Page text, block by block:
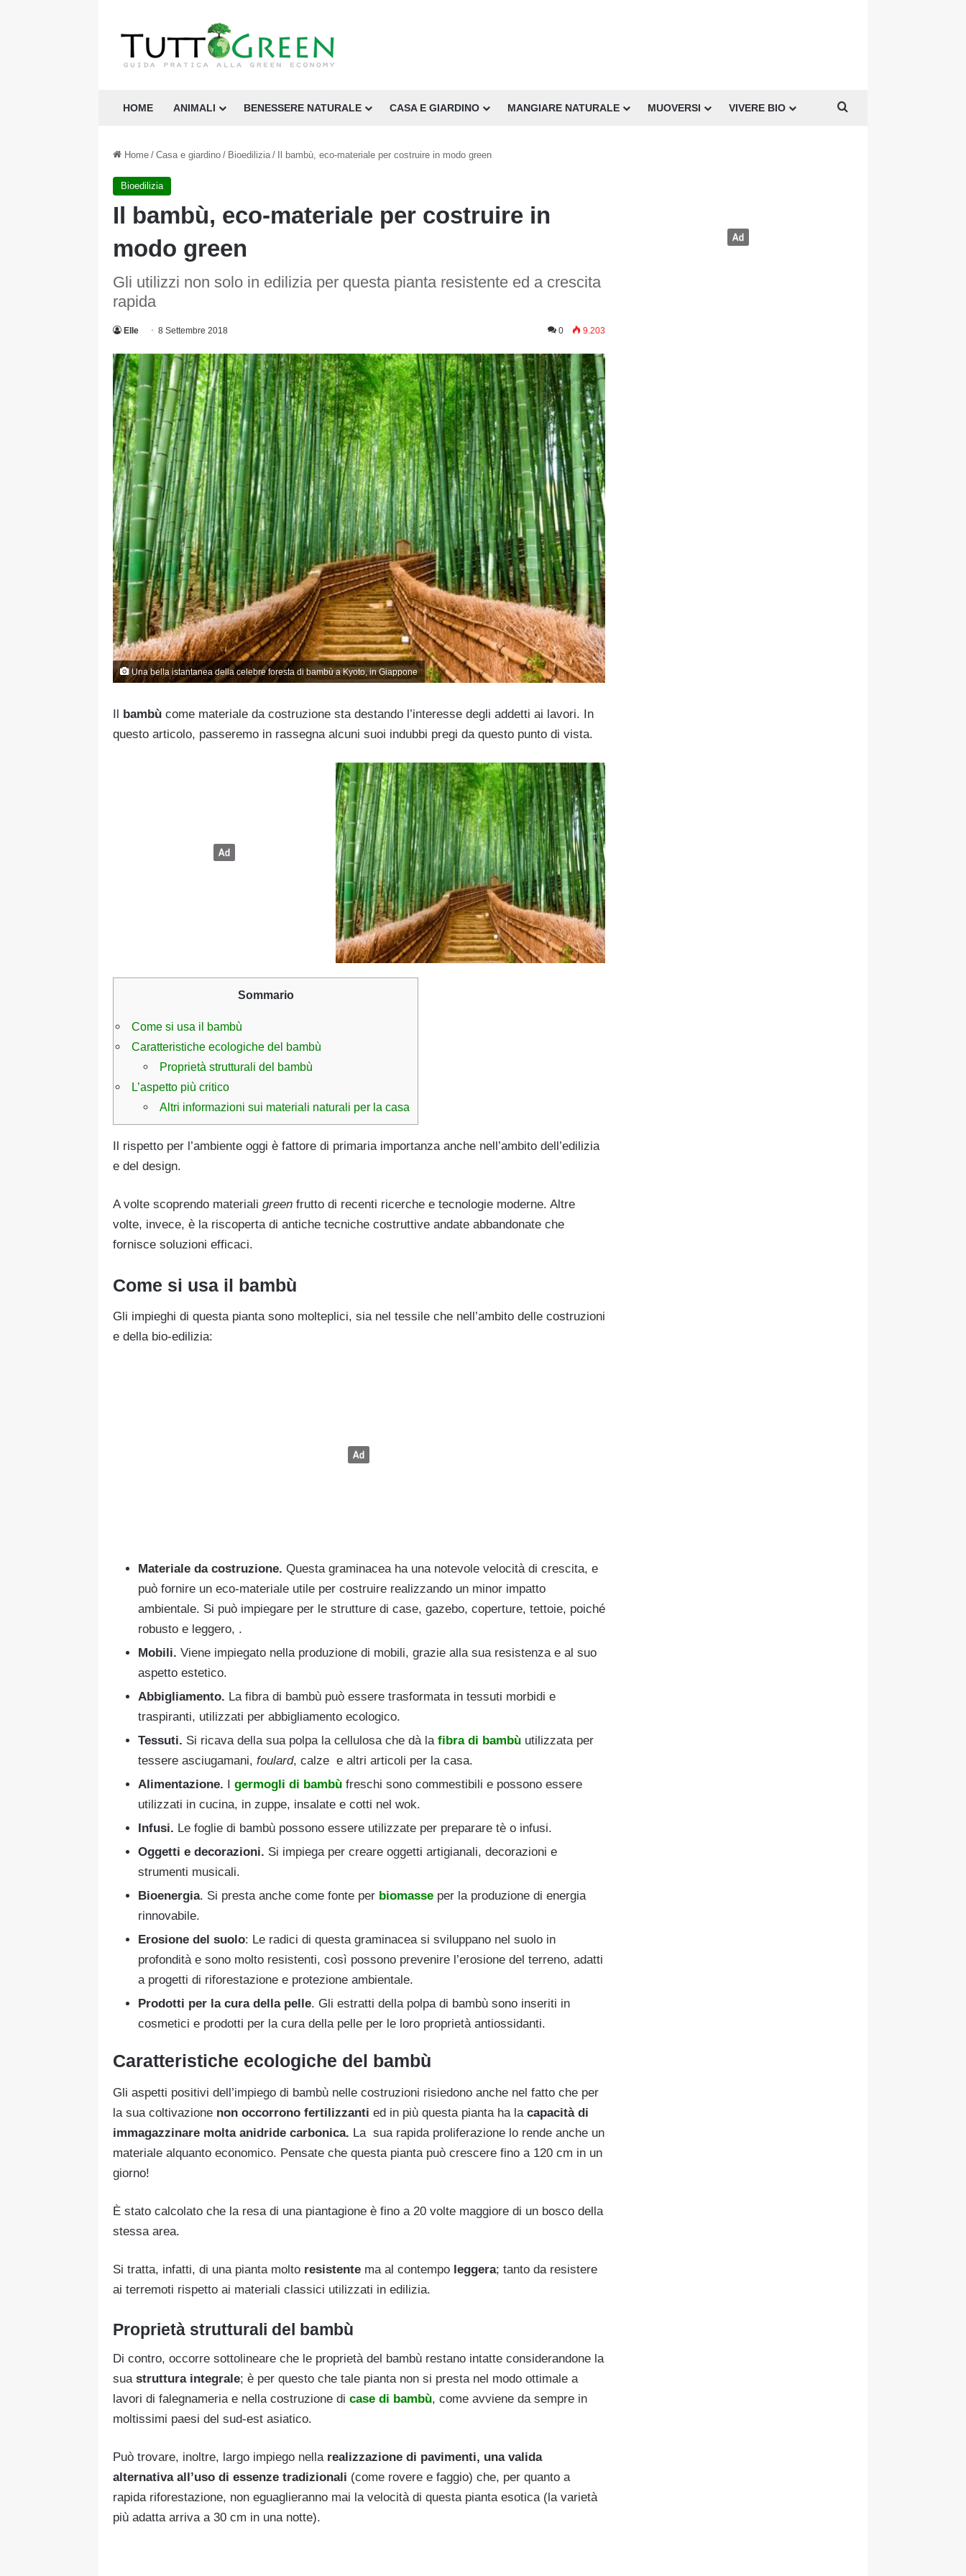
HOME ANIMALI BENESSERE NATURALE CASA E GIARDINO MANGIARE NATURALE MUOVERSI VIVERE BIO
Home / Casa e giardino / Bioedilizia / Il bambù, eco-materiale per costruire in modo green
Bioedilizia
Il bambù, eco-materiale per costruire in
modo green
Gli utilizzi non solo in edilizia per questa pianta resistente ed a crescita
rapida
Elle 8 Settembre 2018 0 9.203
Una bella istantanea della celebre foresta di bambù a Kyoto, in Giappone
Il bambù come materiale da costruzione sta destando l’interesse degli addetti ai lavori. In
questo articolo, passeremo in rassegna alcuni suoi indubbi pregi da questo punto di vista.
Sommario
Come si usa il bambù
Caratteristiche ecologiche del bambù
Proprietà strutturali del bambù
L’aspetto più critico
Altri informazioni sui materiali naturali per la casa
Il rispetto per l’ambiente oggi è fattore di primaria importanza anche nell’ambito dell’edilizia
e del design.
A volte scoprendo materiali green frutto di recenti ricerche e tecnologie moderne. Altre
volte, invece, è la riscoperta di antiche tecniche costruttive andate abbandonate che
fornisce soluzioni efficaci.
Come si usa il bambù
Gli impieghi di questa pianta sono molteplici, sia nel tessile che nell’ambito delle costruzioni
e della bio-edilizia:
Materiale da costruzione. Questa graminacea ha una notevole velocità di crescita, e
può fornire un eco-materiale utile per costruire realizzando un minor impatto
ambientale. Si può impiegare per le strutture di case, gazebo, coperture, tettoie, poiché
robusto e leggero, .
Mobili. Viene impiegato nella produzione di mobili, grazie alla sua resistenza e al suo
aspetto estetico.
Abbigliamento. La fibra di bambù può essere trasformata in tessuti morbidi e
traspiranti, utilizzati per abbigliamento ecologico.
Tessuti. Si ricava della sua polpa la cellulosa che dà lafibra di bambù utilizzata per
tessere asciugamani, foulard, calze e altri articoli per la casa.
Alimentazione.
germogli di bambù freschi sono commestibili e possono essere
utilizzati in cucina, in zuppe, insalate e cotti nel wok.
Infusi. Le foglie di bambù possono essere utilizzate per preparare tè o infusi.
Oggetti e decorazioni. Si impiega per creare oggetti artigianali, decorazioni e
strumenti musicali.
Bioenergia. Si presta anche come fonte per biomasse per la produzione di energia
rinnovabile.
Erosione del suolo: Le radici di questa graminacea si sviluppano nel suolo in
profondità e sono molto resistenti, così possono prevenire l’erosione del terreno, adatti
a progetti di riforestazione e protezione ambientale.
Prodotti per la cura della pelle. Gli estratti della polpa di bambù sono inseriti in
cosmetici e prodotti per la cura della pelle per le loro proprietà antiossidanti.
Caratteristiche ecologiche del bambù
Gli aspetti positivi dell’impiego di bambù nelle costruzioni risiedono anche nel fatto che per
la sua coltivazione non occorrono fertilizzanti ed in più questa pianta ha lacapacità di
immagazzinare molta anidride carbonica. La sua rapida proliferazione lo rende anche un
materiale alquanto economico. Pensate che questa pianta può crescere fino a 120 cm in un
giorno!
È stato calcolato che la resa di una piantagione è fino a 20 volte maggiore di un bosco della
stessa area.
Si tratta, infatti, di una pianta molto resistente ma al contempo leggera; tanto da resistere
ai terremoti rispetto ai materiali classici utilizzati in edilizia.
Proprietà strutturali del bambù
Di contro, occorre sottolineare che le proprietà del bambù restano intatte considerandone la
suastruttura integrale; è per questo che tale pianta non si presta nel modo ottimale a
lavori di falegnameria e nella costruzione di case di bambù, come avviene da sempre in
moltissimi paesi del sud-est asiatico.
Può trovare, inoltre, largo impiego nellarealizzazione di pavimenti, una valida
alternativa all’uso di essenze tradizionali (come rovere e faggio) che, per quanto a
rapida riforestazione, non eguaglieranno mai la velocità di questa pianta esotica (la varietà
più adatta arriva a 30 cm in una notte).